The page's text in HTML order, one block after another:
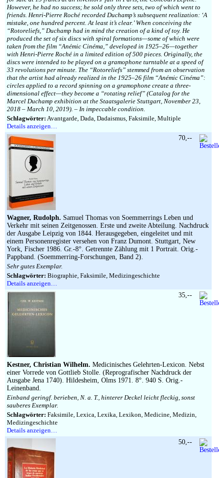
However, he had no success; he sold only three sets, two of which went to
friends. Henri-Pierre Roché recorded Duchamp’s subsequent realization: ‘A
mistake, one hundred percent. At least it’s clear.’ When conceiving the
“Rotoreliefs,” Duchamp had in mind the creation of a kind of toy. He
produced the set of six discs with spiral formations—some of which were
taken from the film “Anémic Cinéma,” developed in 1925–26—together
with Henri-Pierre Roché in a limited edition of 500 pieces. Originally, the
discs were intended to be played on a gramophone turntable at a speed of
33 revolutions per minute. The “Rotoreliefs” stemmed from an observation
that the artist had already realized in the 1925–26 film “Anémic Cinéma”:
circles applied to a record spinning on a gramophone create a three-
dimensional effect—they become a “rotating relief” (Catalog for the
Marcel Duchamp exhibition at the Staatsgalerie Stuttgart, November 23,
2018 – March 10, 2019). – In impeccable condition.
Schlagwörter: Avantgarde, Dada, Dadaismus, Faksimile, Multiple
Details anzeigen…
Wagner, Rudolph. Samuel Thomas von Soemmerrings Leben und
Verkehr mit seinen Zeitgenossen. Erste und zweite Abteilung. Nachdruck
der Ausgabe Leipzig von 1844. Herausgegeben, eingeleitet und mit
einem Personenregister versehen von Franz Dumont. Stuttgart, New
York, Fischer 1986. Gr.-8°. Getrennte Zählung mit 1 Portrait. Orig.-
Pappband. (Soemmerring-Forschungen, Band 2).
Sehr gutes Exemplar.
Schlagwörter: Biographie, Faksimile, Medizingeschichte
Details anzeigen…
70,--
Kestner, Christian Wilhelm. Medicinisches Gelehrten-Lexicon. Nebst
einer Vorrede von Gottlieb Stolle. (Reprografischer Nachdruck der
Ausgabe Jena 1740). Hildesheim, Olms 1971. 8°. 940 S. Orig.-
Leinenband.
Einband geringf. berieben, N. a. T., hinterer Deckel leicht fleckig, sonst
sauberes Exemplar.
Schlagwörter: Faksimile, Lexica, Lexika, Lexikon, Medicine, Medizin,
Medizingeschichte
Details anzeigen…
35,--
50,--